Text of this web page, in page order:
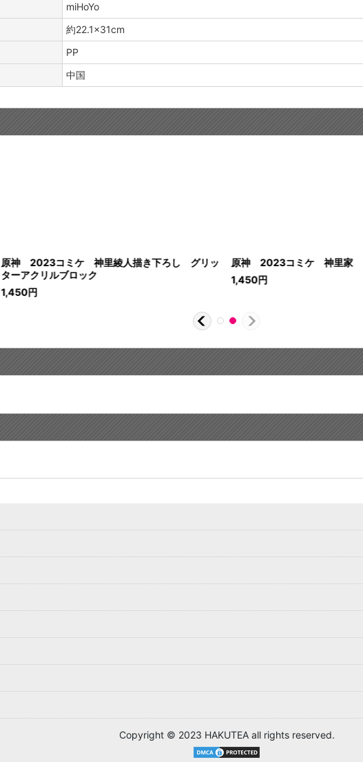
miHoYo
約22.1×31cm
PP
中国
原神 2023コミケ 神里綾人描き下ろし グリッ
ターアクリルブロック
1,450円
原神 2023コミケ 神里家
1,450円
Copyright © 2023 HAKUTEA all rights reserved.